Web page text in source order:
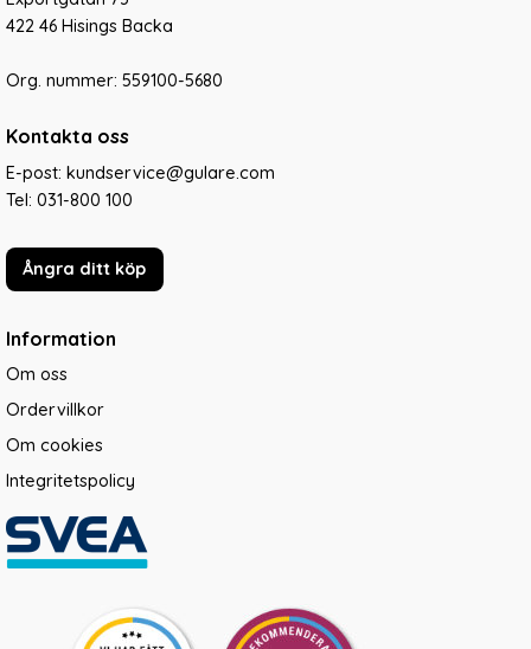
422 46 Hisings Backa
Org. nummer: 559100-5680
Kontakta oss
E-post: kundservice@gulare.com
Tel: 031-800 100
Ångra ditt köp
Information
Om oss
Ordervillkor
Om cookies
Integritetspolicy